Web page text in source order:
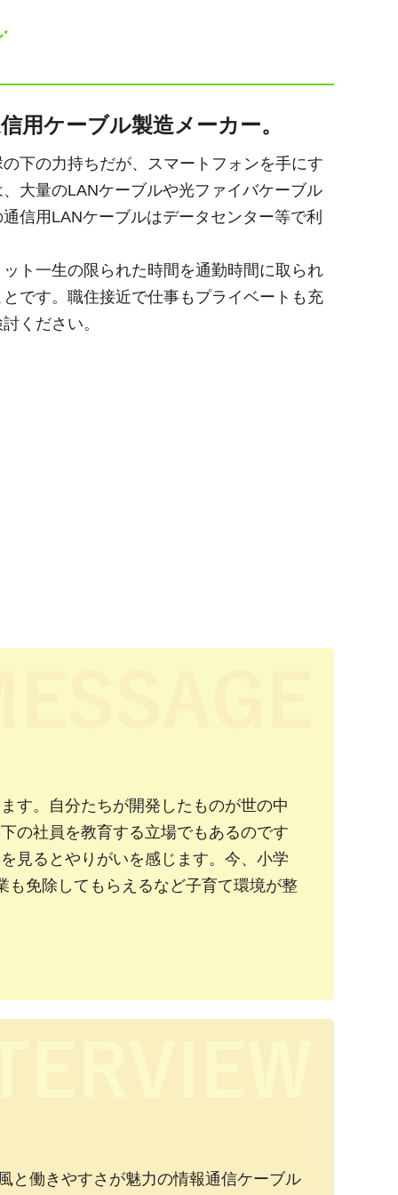
用ケーブル製造メーカー。
下の力持ちだが、スマートフォンを手にす
大量のLANケーブルや光ファイバケーブル
信用LANケーブルはデータセンター等で利
ト一生の限られた時間を通勤時間に取られ
です。職住接近で仕事もプライベートも充
ください。
す。自分たちが開発したものが世の中
の社員を教育する立場でもあるのです
見るとやりがいを感じます。今、小学
免除してもらえるなど子育て環境が整
と働きやすさが魅力の情報通信ケーブル